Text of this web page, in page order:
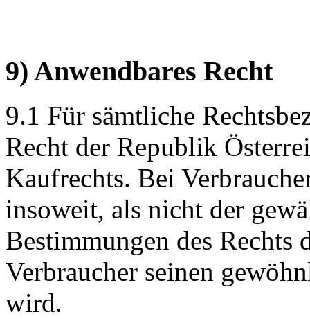
9) Anwendbares Recht
9.1 Für sämtliche
Recht der Republik
Kaufrechts. Bei
insoweit, als nicht der
Bestimmungen des Rechts
Verbraucher seinen
wird.